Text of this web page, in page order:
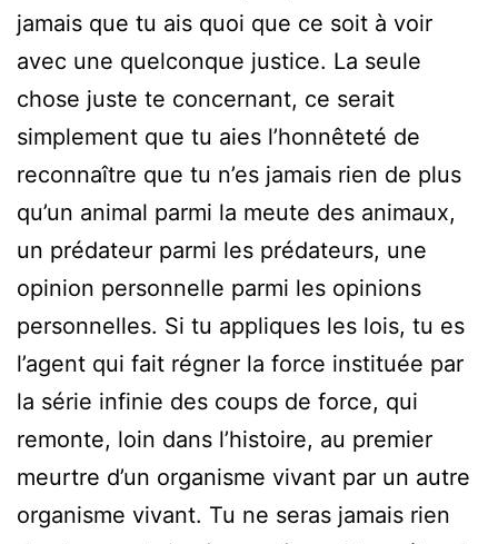
jamais que tu ais quoi que ce soit à voir
avec une quelconque justice. La seule
chose juste te concernant, ce serait
simplement que tu aies l’honnêteté de
reconnaître que tu n’es jamais rien de plus
qu’un animal parmi la meute des animaux,
un prédateur parmi les prédateurs, une
opinion personnelle parmi les opinions
personnelles. Si tu appliques les lois, tu es
l’agent qui fait régner la force instituée par
la série infinie des coups de force, qui
remonte, loin dans l’histoire, au premier
meurtre d’un organisme vivant par un autre
organisme vivant. Tu ne seras jamais rien